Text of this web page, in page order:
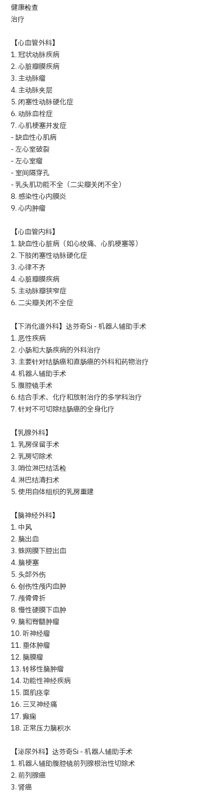
健康检查
治疗
【心血管外科】
1. 冠状动脉疾病
2. 心脏瓣膜疾病
3. 主动脉瘤
4. 主动脉夹层
5. 闭塞性动脉硬化症
6. 动脉血栓症
7. 心肌梗塞并发症
- 缺血性心肌病
- 左心室破裂
- 左心室瘤
- 室间隔穿孔
- 乳头肌功能不全（二尖瓣关闭不全）
8. 感染性心内膜炎
9. 心内肿瘤
【心血管内科】
1. 缺血性心脏病（如心绞痛、心肌梗塞等）
2. 下肢闭塞性动脉硬化症
3. 心律不齐
4. 心脏瓣膜疾病
5. 主动脉瓣狭窄症
6. 二尖瓣关闭不全症
【下消化道外科】达芬奇Si - 机器人辅助手术
1. 恶性疾病
2. 小肠和大肠疾病的外科治疗
3. 主要针对结肠癌和直肠癌的外科和药物治疗
4. 机器人辅助手术
5. 腹腔镜手术
6. 结合手术、化疗和放射治疗的多学科治疗
7. 针对不可切除结肠癌的全身化疗
【乳腺外科】
1. 乳房保留手术
2. 乳房切除术
3. 哨位淋巴结活检
4. 淋巴结清扫术
5. 使用自体组织的乳房重建
【脑神经外科】
1. 中风
2. 脑出血
3. 蛛网膜下腔出血
4. 脑梗塞
5. 头部外伤
6. 创伤性颅内血肿
7. 颅骨骨折
8. 慢性硬膜下血肿
9. 脑和脊髓肿瘤
10. 听神经瘤
11. 垂体肿瘤
12. 脑膜瘤
13. 转移性脑肿瘤
14. 功能性神经疾病
15. 面肌痉挛
16. 三叉神经痛
17. 癫痫
18. 正常压力脑积水
【泌尿外科】达芬奇Si - 机器人辅助手术
1. 机器人辅助腹腔镜前列腺根治性切除术
2. 前列腺癌
3. 肾癌